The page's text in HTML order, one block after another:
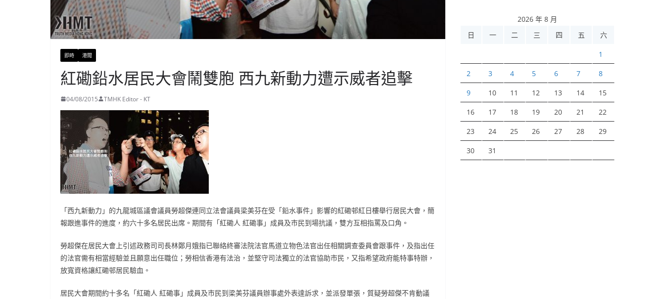
即時 港聞
紅磡鉛水居民大會鬧雙胞 西九新動力遭示威者追擊
04/08/2015 TMHK Editor - KT
「西九新動力」的九龍城區議會議員勞超傑連同立法會議員梁美芬在受「鉛水事件」影響的紅磡邨紅日樓舉行居民大會，簡
報跟進事件的進度，約六十多名居民出席。期間有「紅磡人 紅磡事」成員及市民到場抗議，雙方互相指罵及口角。
勞超傑在居民大會上引述政務司司長林鄭月娥指已聯絡終審法院法官馬道立物色法官出任相關調查委員會跟事件，及指出任
的法官需有相當經驗並且願意出任職位；勞相信香港有法治，並堅守司法獨立的法官協助市民，又指希望政府能特事特辦，
放寬資格讓紅磡邨居民驗血。
居民大會期間約十多名「紅磡人 紅磡事」成員及市民到梁美芬議員辦事處外表達訴求，並派發單張，質疑勞超傑不肯動議
2026 年 8 月
日
一 二 三 四 五 六
1
2 3 4 5 6 7 8
9 10 11 12 13 14 15
16 17 18 19 20 21 22
23 24 25 26 27 28 29
30 31